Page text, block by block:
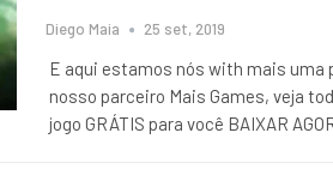
Diego Maia 25 set, 2019
E aqui estamos nós with mais uma
nosso parceiro Mais Games, veja
jogo GRÁTIS para você BAIXAR